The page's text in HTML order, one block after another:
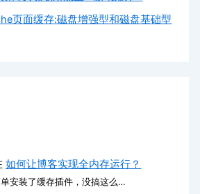
页面缓存:磁盘增强型和磁盘基础型
如何让博客实现全内存运行？
安装了缓存插件，没搞这么…